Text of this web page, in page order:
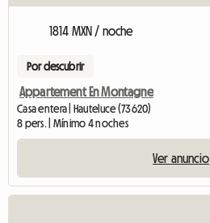
1814 MXN / noche
Por descubrir
Appartement En Montagne
Casa entera | Hauteluce (73620)
8 pers. | Mínimo 4 noches
Ver anuncio